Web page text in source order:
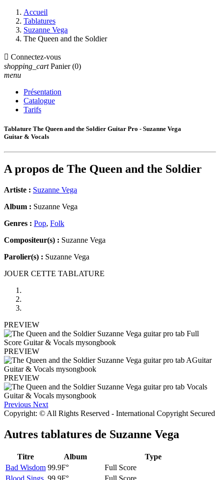
Accueil
Tablatures
Suzanne Vega
The Queen and the Soldier
 Connectez-vous
shopping_cart Panier (0)
menu
Présentation
Catalogue
Tarifs
Tablature The Queen and the Soldier Guitar Pro - Suzanne Vega
Guitar & Vocals
A propos de The Queen and the Soldier
Artiste : Suzanne Vega
Album : Suzanne Vega
Genres : Pop, Folk
Compositeur(s) : Suzanne Vega
Parolier(s) : Suzanne Vega
JOUER CETTE TABLATURE
PREVIEW
PREVIEW
PREVIEW
Previous Next
Copyright: © All Rights Reserved - International Copyright Secured
Autres tablatures de Suzanne Vega
Titre Album
Type
Bad Wisdom 99.9F°
Full Score
Blood Sings 99.9F°
Full Score